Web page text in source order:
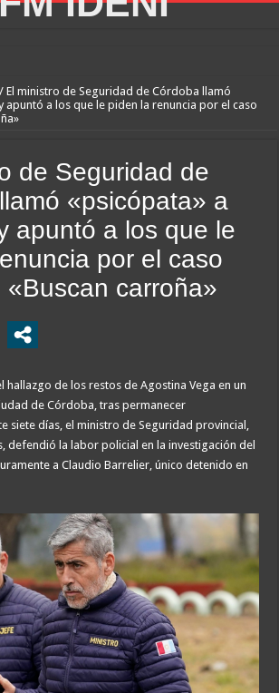
Jaime brilla en Peñarol de Montevideo: «¿Nos dieron
Lula da Silva de la crisis con Argentina y a su
fue de Real Madrid y en Italia lo recibió una multitud:
intendente de Gaiman en medio de una operación
los rectores piden a la Justicia que intime al
frente al Congreso en la marcha contra la Ley de
confirmó el procesamiento de Julio de Vido y su
de Benegas Lynch a una senadora K que quiso
creo que me la habían regalado»: qué declaró
/ El ministro de Seguridad de Córdoba llamó
apuntó a los que le piden la renuncia por el caso
de Seguridad de
«psicópata» a
apuntó a los que le
por el caso
«Buscan carroña»
hallazgo de los restos de Agostina Vega en un
de Córdoba, tras permanecer
siete días, el ministro de Seguridad provincial,
defendió la labor policial en la investigación del
a Claudio Barrelier, único detenido en